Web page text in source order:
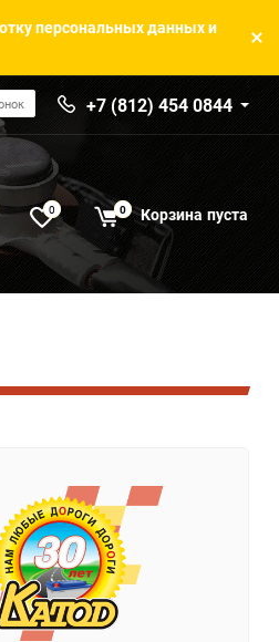
персональных данных и
+7 (812) 454 0844
0 0 Корзина пуста